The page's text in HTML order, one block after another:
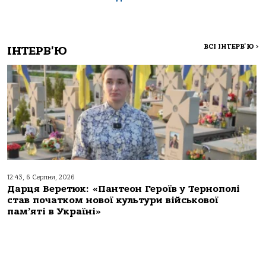
ІНТЕРВ'Ю ВСІ ІНТЕРВ'Ю >
12:43, 6 Серпня, 2026
Дарця Веретюк: «Пантеон Героїв у Тернополі
став початком нової культури військової
пам’яті в Україні»